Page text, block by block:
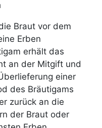
Braut vor dem
Erben
erhält das
an der Mitgift und
einer
des Bräutigams
zurück an die
der Braut oder